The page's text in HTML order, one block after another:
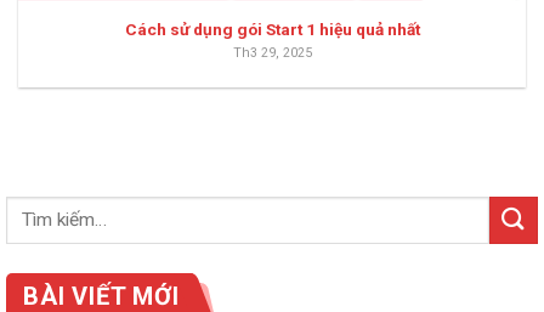
Cách sử dụng gói Start 1 hiệu quả nhất
Th3 29, 2025
BÀI VIẾT MỚI